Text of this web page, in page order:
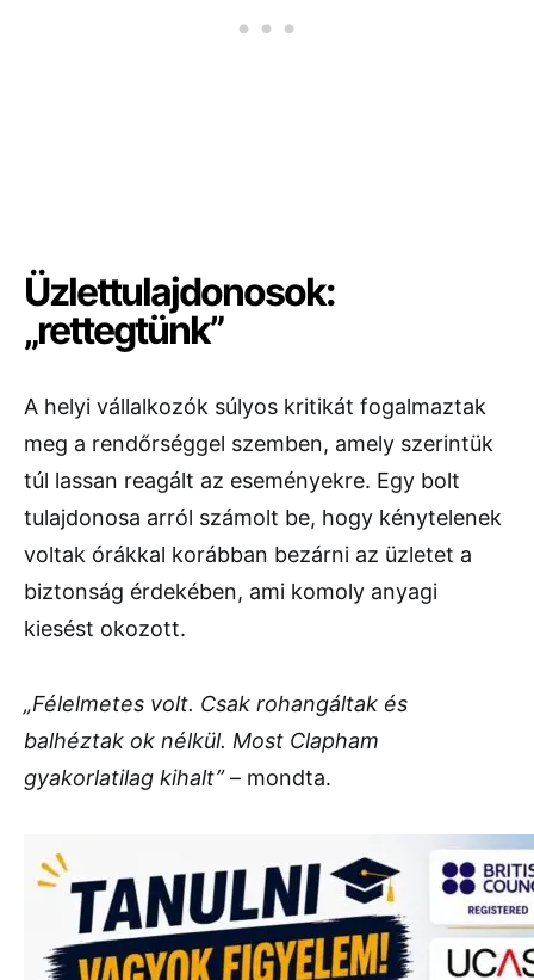
Üzlettulajdonosok:
„rettegtünk”
A helyi vállalkozók súlyos kritikát fogalmaztak
meg a rendőrséggel szemben, amely szerintük
túl lassan reagált az eseményekre. Egy bolt
tulajdonosa arról számolt be, hogy kénytelenek
voltak órákkal korábban bezárni az üzletet a
biztonság érdekében, ami komoly anyagi
kiesést okozott.
„Félelmetes volt. Csak rohangáltak és
balhéztak ok nélkül. Most Clapham
gyakorlatilag kihalt”– mondta.